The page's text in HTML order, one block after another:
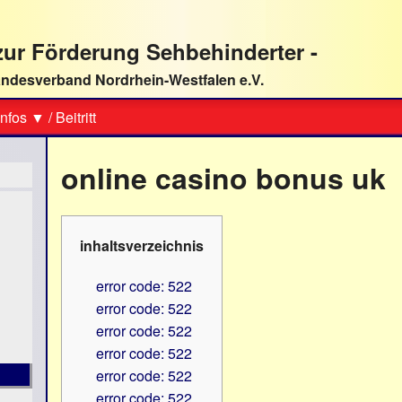
Förderung Sehbehinderter -
Nordrhein-Westfalen e.V.
▼ /Beitritt
online casino bonus uk
inhaltsverzeichnis
error code: 522
error code: 522
error code: 522
error code: 522
error code: 522